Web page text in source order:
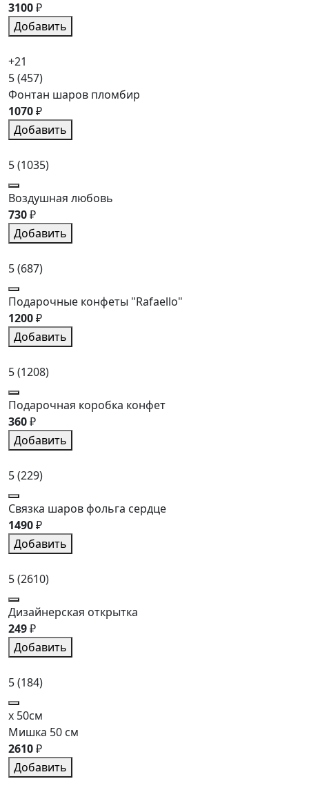
3100₽
Добавить
+21
5(457)
Фонтан шаров пломбир
1070₽
Добавить
5(1035)
Воздушная любовь
730₽
Добавить
5(687)
Подарочные конфеты "Rafaello"
1200₽
Добавить
5(1208)
Подарочная коробка конфет
360₽
Добавить
5(229)
Связка шаров фольга сердце
1490₽
Добавить
5(2610)
Дизайнерская открытка
249₽
Добавить
5(184)
x 50см
Мишка 50 см
2610₽
Добавить